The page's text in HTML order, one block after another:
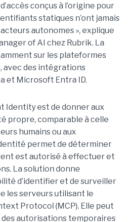
conçus à l’origine pour
statiques n’ont jamais
autonomes », explique
of AI chez Rubrik. La
sur les plateformes
avec des intégrations
et Microsoft Entra ID.
Identity est de donner aux
propre, comparable à celle
humains ou aux
permet de déterminer
est autorisé à effectuer et
La solution donne
d’identifier et de surveiller
les serveurs utilisant le
Protocol (MCP). Elle peut
autorisations temporaires